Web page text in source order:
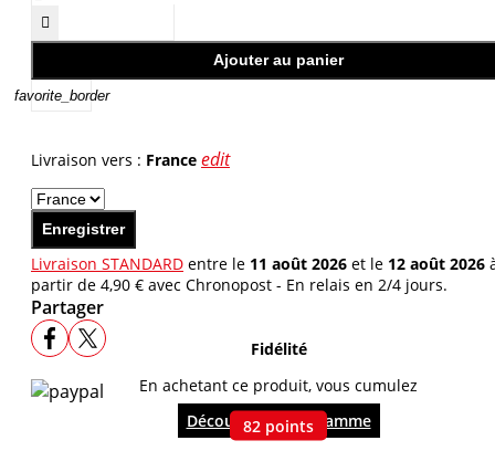

Ajouter au panier
favorite_border
Livraison vers : France edit
Enregistrer
Livraison STANDARD entre le 11 août 2026 et le 12 août 2026
partir de 4,90 € avec Chronopost - En relais en 2/4 jours.
Partager
Fidélité
En achetant ce produit, vous cumulez
82 points
Découvrir le programme